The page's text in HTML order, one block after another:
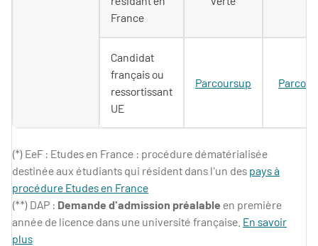
France
Candidat
français ou
ressortissant
UE
Parcoursup
(*) EeF : Etudes en France : procédure dématérialisée
destinée aux étudiants qui résident dans l'un des pays à
procédure Etudes en France
(**) DAP : Demande d'admission préalable en première
année de licence dans une université française. En savoir
plus